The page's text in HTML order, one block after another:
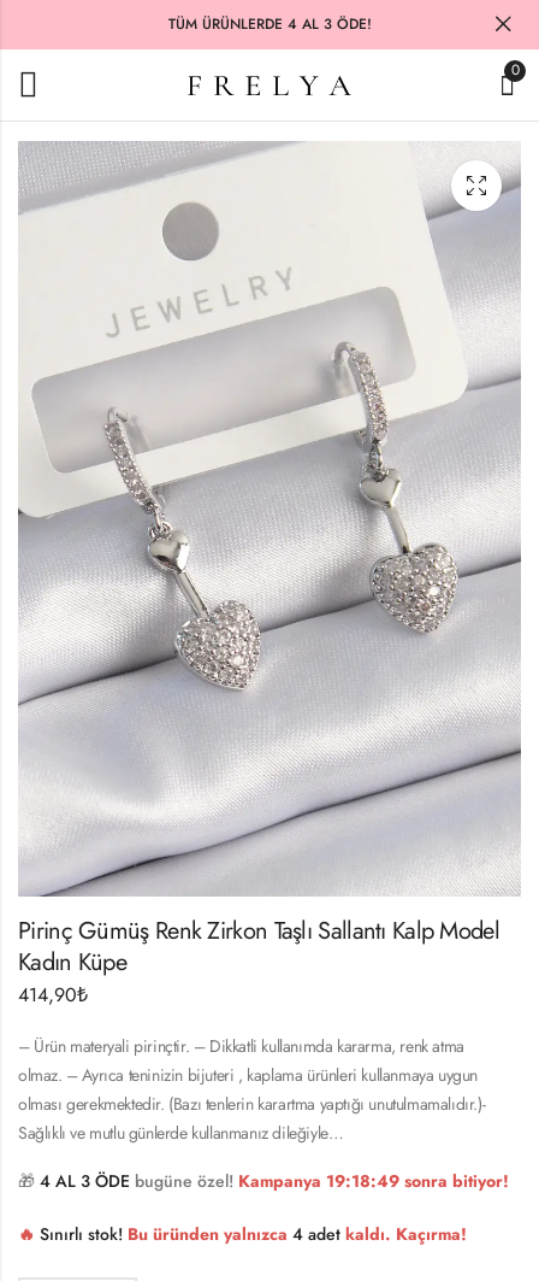
TÜM ÜRÜNLERDE 4 AL 3 ÖDE!
0
Pirinç Gümüş Renk Zirkon Taşlı Sallantı Kalp Model
Kadın Küpe
414,90₺
– Ürün materyali pirinçtir. – Dikkatli kullanımda kararma, renk atma
olmaz. – Ayrıca teninizin bijuteri , kaplama ürünleri kullanmaya uygun
olması gerekmektedir. (Bazı tenlerin karartma yaptığı unutulmamalıdır.)-
Sağlıklı ve mutlu günlerde kullanmanız dileğiyle…
🎁 4 AL 3 ÖDE bugüne özel! Kampanya 19:18:49 sonra bitiyor!
🔥 Sınırlı stok! Bu üründen yalnızca 4 adet kaldı. Kaçırma!